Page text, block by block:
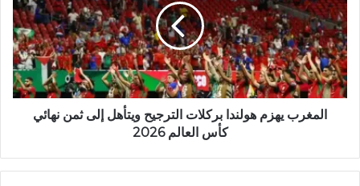
المغرب يهزم هولندا بركلات الترجيح ويتأهل إلى ثمن نهائي
كأس العالم 2026